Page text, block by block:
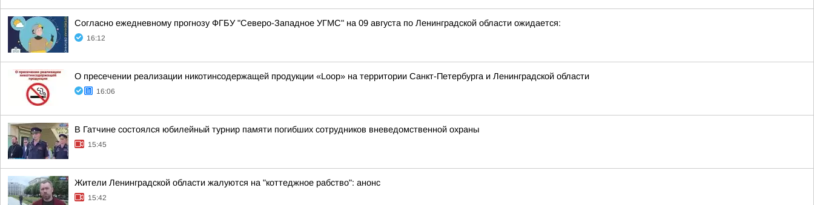
Согласно ежедневному прогнозу ФГБУ "Северо-Западное УГМС" на 09 августа по Ленинградской области ожидается:
16:12
О пресечении реализации никотинсодержащей продукции «Loop» на территории Санкт-Петербурга и Ленинградской области
16:06
В Гатчине состоялся юбилейный турнир памяти погибших сотрудников вневедомственной охраны
15:45
Жители Ленинградской области жалуются на "коттеджное рабство": анонс
15:42